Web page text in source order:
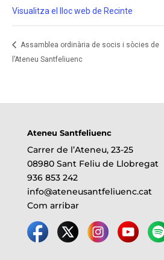
Visualitza el lloc web de Recinte
Assamblea ordinària de socis i sòcies de
l’Ateneu Santfeliuenc
Ateneu Santfeliuenc
Carrer de l’Ateneu, 23-25
08980 Sant Feliu de Llobregat
936 853 242
info@ateneusantfeliuenc.cat
Com arribar